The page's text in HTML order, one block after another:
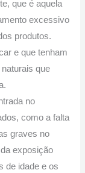
que é aquela
excessivo
produtos.
e que tenham
que
no
como a falta
graves no
exposição
de idade e os